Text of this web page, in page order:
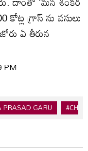
గ్రాస్ ను వసులు
ఏ తీరున
PM
GARU